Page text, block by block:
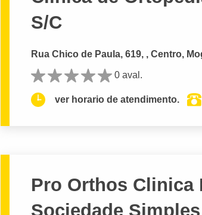
S/C
Rua Chico de Paula, 619, , Centro,
0 aval.
ver horario de atendimento.
Pro Orthos Clinica
Sociedade